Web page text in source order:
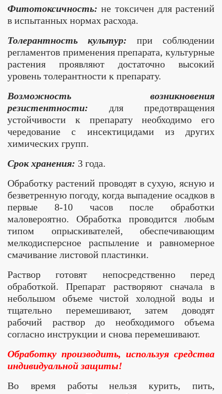
Фитотоксичность: не токсичен для растений
в испытанных нормах расхода.
Толерантность культур: при соблюдении
регламентов применения препарата, культурные
растения проявляют достаточно высокий
уровень толерантности к препарату.
Возможность возникновения
резистентности: для предотвращения
устойчивости к препарату необходимо его
чередование с инсектицидами из других
химических групп.
Срок хранения: 3 года.
Обработку растений проводят в сухую, ясную и
безветренную погоду, когда выпадение осадков в
первые 8-10 часов после обработки
маловероятно. Обработка проводится любым
типом опрыскивателей, обеспечивающим
мелкодисперсное распыление и равномерное
смачивание листовой пластинки.
Раствор готовят непосредственно перед
обработкой. Препарат растворяют сначала в
небольшом объеме чистой холодной воды и
тщательно перемешивают, затем доводят
рабочий раствор до необходимого объема
согласно инструкции и снова перемешивают.
Обработку производить, используя средства
индивидуальной защиты!
Во время работы нельзя курить, пить,